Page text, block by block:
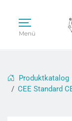
Menü
Produktkatalog
CEE Standard